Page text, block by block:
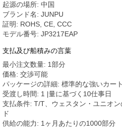
起源の場所: 中国
ブランド名: JUNPU
証明: ROHS, CE, CCC
モデル番号: JP3217EAP
支払及び船積みの言葉
最小注文数量: 1部分
価格: 交渉可能
パッケージの詳細: 標準的な強いカー
受渡し時間: 1 |量に基づく10仕事日
支払条件: T/T、ウェスタン・ユニオ
ド
供給の能力: 1ヶ月あたりの1000部分